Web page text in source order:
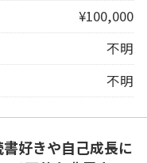
¥100,000
不明
不明
書好きや自己成長に